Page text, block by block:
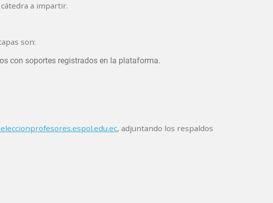
a impartir.
son:
con soportes registrados en la plataforma.
, adjuntando los respaldos